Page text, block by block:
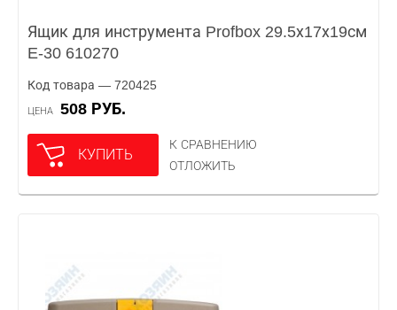
Ящик для инструмента Profbox 29.5х17х19см
E-30 610270
Код товара — 720425
ЦЕНА 508 РУБ.
КУПИТЬ
К СРАВНЕНИЮ
ОТЛОЖИТЬ